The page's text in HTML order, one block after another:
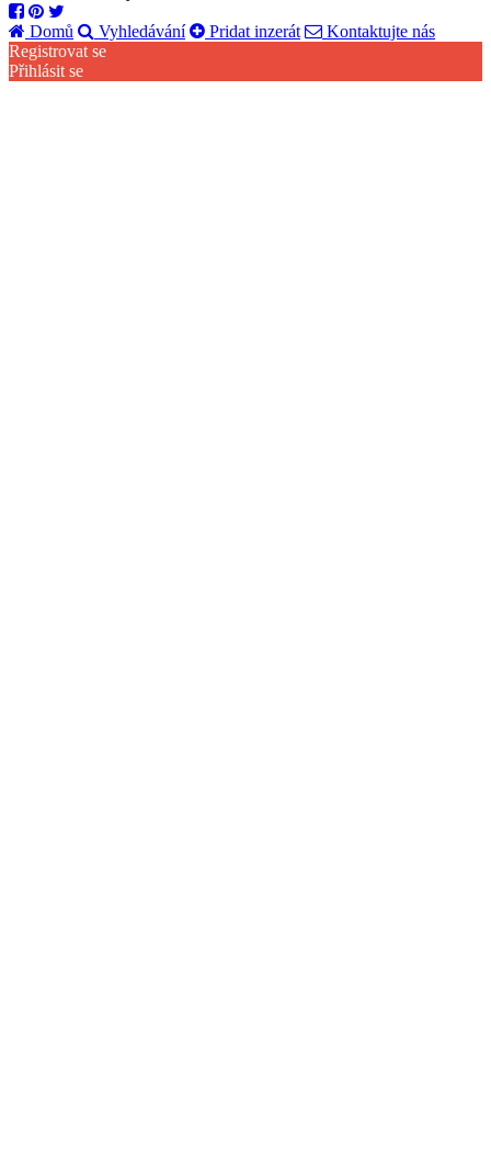
Domů Vyhledávání Pridat inzerát
Kontaktujte nás
Registrovat se
Přihlásit se